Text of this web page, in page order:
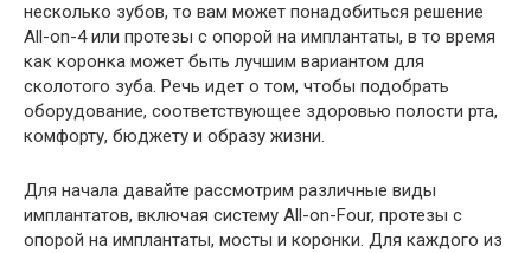
несколько зубов, то вам может понадобиться решение
All-on-4 или протезы с опорой на имплантаты, в то время
как коронка может быть лучшим вариантом для
сколотого зуба. Речь идет о том, чтобы подобрать
оборудование, соответствующее здоровью полости рта,
комфорту, бюджету и образу жизни.
Для начала давайте рассмотрим различные виды
имплантатов, включая систему All-on-Four, протезы с
опорой на имплантаты, мосты и коронки. Для каждого из